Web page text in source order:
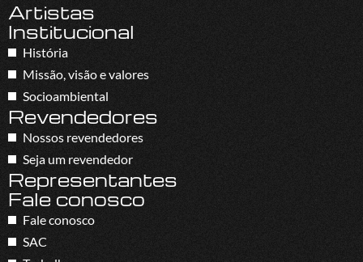
Artistas
Institucional
História
Missão, visão e valores
Socioambiental
Revendedores
Nossos revendedores
Seja um revendedor
Representantes
Fale conosco
Fale conosco
SAC